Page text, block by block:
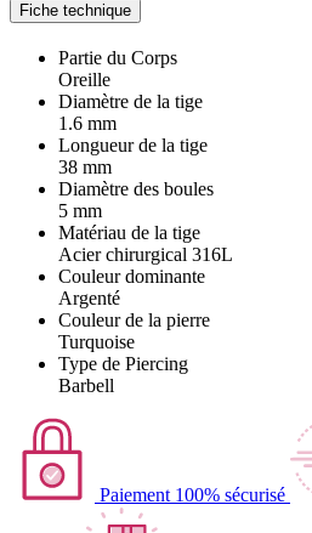
Fiche technique
Partie du Corps
Oreille
Diamètre de la tige
1.6 mm
Longueur de la tige
38 mm
Diamètre des boules
5 mm
Matériau de la tige
Acier chirurgical 316L
Couleur dominante
Argenté
Couleur de la pierre
Turquoise
Type de Piercing
Barbell
Paiement 100% sécurisé